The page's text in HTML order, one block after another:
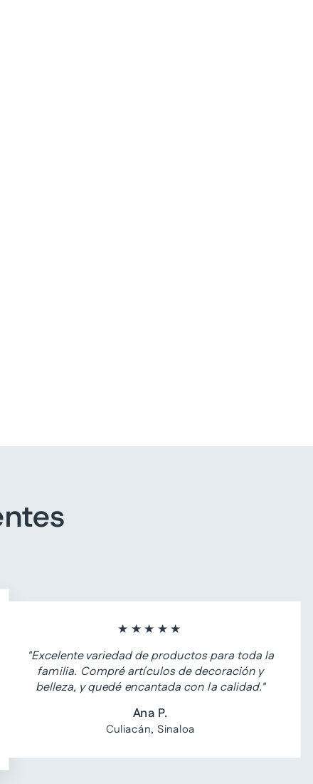
★★★★★
"Excelente variedad de productos para toda la
familia. Compré artículos de decoración y
belleza, y quedé encantada con la calidad."
Ana P.
Culiacán, Sinaloa